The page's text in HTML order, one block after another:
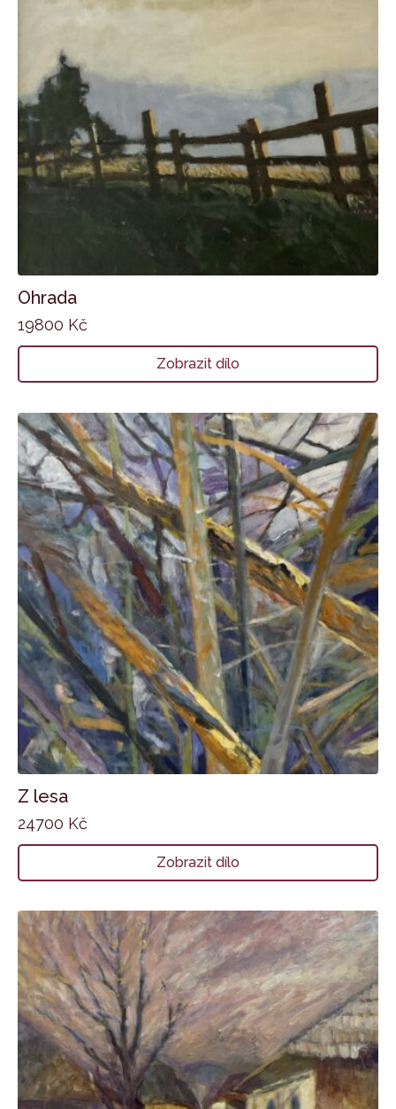
Ohrada
19800 Kč
Zobrazit dílo
Z lesa
24700 Kč
Zobrazit dílo